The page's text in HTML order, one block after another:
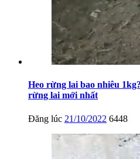
Heo rừng lai bao nhiêu
rừng lai mới nhất
Đăng lúc 21/10/2022 6448